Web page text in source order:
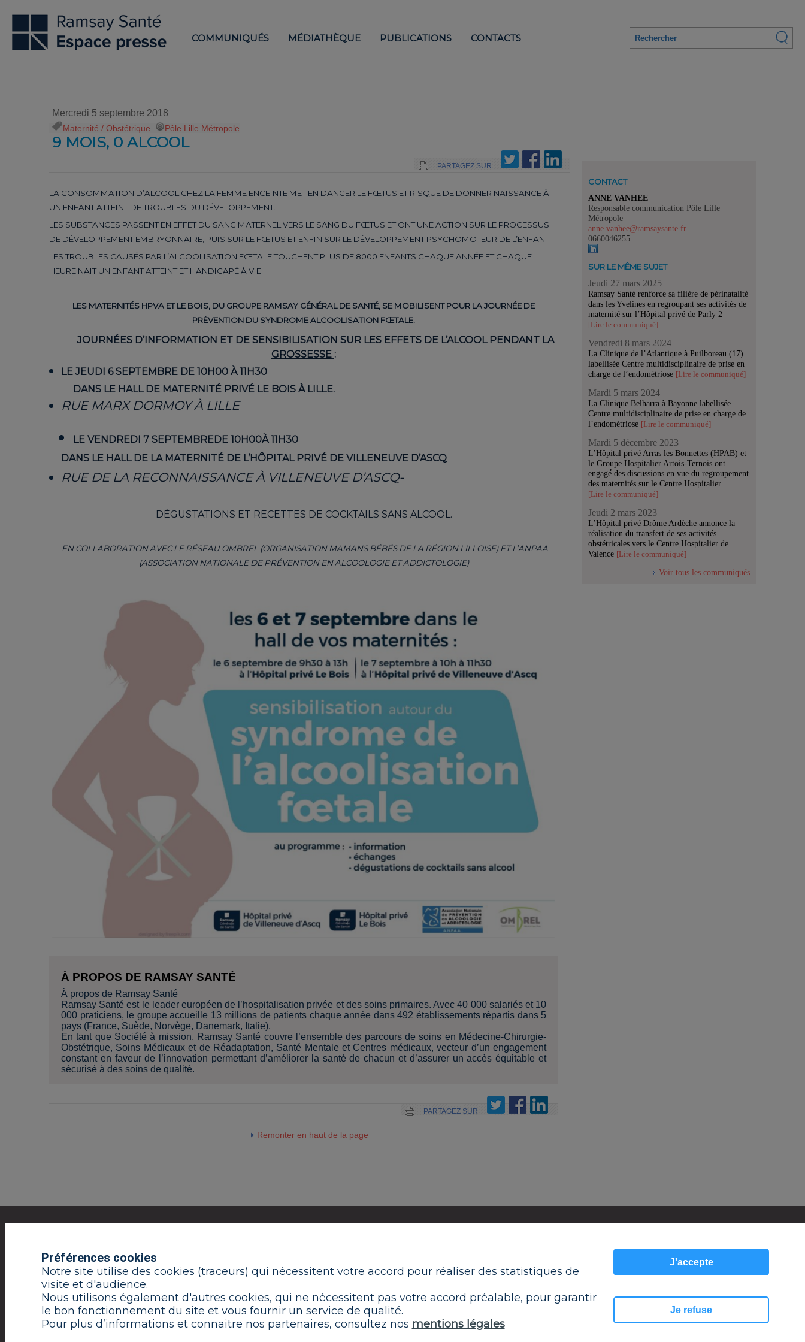
COMMUNIQUÉS MÉDIATHÈQUE PUBLICATIONS CONTACTS
Mercredi 5 septembre 2018
Maternité / Obstétrique Pôle Lille Métropole
9 MOIS, 0 ALCOOL
PARTAGEZ SUR
LA CONSOMMATION D’ALCOOL CHEZ LA FEMME ENCEINTE METEN DANGER LE FŒTUS ET RISQUE DE DONNER NAISSANCE À
UN ENFANT ATTEINT DE TROUBLES DU DÉVELOPPEMENT.
LES SUBSTANCES PASSENT EN EFFET DU SANG MATERNEL VERS LE SANG DU FŒTUS ET ONT UNE ACTION SUR LE PROCESSUS
DE DÉVELOPPEMENT EMBRYONNAIRE, PUIS SUR LE FŒTUS ET ENFIN SUR LE DÉVELOPPEMENT PSYCHOMOTEUR DE L’ENFANT.
LES TROUBLES CAUSÉS PAR L’ALCOOLISATION FŒTALE TOUCHENT PLUS DE 8000 ENFANTS CHAQUE ANNÉE ET CHAQUE
HEURE NAIT UN ENFANT ATTEINT ET HANDICAPÉ À VIE.
LES MATERNITÉS HPVA ET LE BOIS, DU GROUPE RAMSAY GÉNÉRAL DE SANTÉ, SE MOBILISENT POUR LA JOURNÉE DE
PRÉVENTION DU SYNDROME ALCOOLISATION FŒTALE.
JOURNÉES D’INFORMATION ET DE SENSIBILISATION SUR LES EFFETS DE L’ALCOOL PENDANT LA
GROSSESSE :
LE JEUDI 6 SEPTEMBRE DE 10H00 À 11H30
DANS LE HALL DE MATERNITÉ PRIVÉ LE BOIS À LILLE.
RUE MARX DORMOY À LILLE
LE VENDREDI 7 SEPTEMBREDE 10H00À 11H30
DANS LE HALL DE LA MATERNITÉ DE L’HÔPITAL PRIVÉ DE VILLENEUVE D’ASCQ
RUE DE LA RECONNAISSANCE À VILLENEUVE D’ASCQ-
DÉGUSTATIONS ET RECETTES DE COCKTAILS SANS ALCOOL.
EN COLLABORATION AVEC LE RÉSEAU OMBREL (ORGANISATION MAMANS BÉBÉS DE LA RÉGION LILLOISE) ET L’ANPAA
(ASSOCIATION NATIONALE DE PRÉVENTION EN ALCOOLOGIE ET ADDICTOLOGIE)
À PROPOS DE RAMSAY SANTÉ
À propos de Ramsay Santé
Ramsay Santé est le leader européen de l’hospitalisation privée et des soins primaires. Avec 40 000 salariés et 10
000 praticiens, le groupe accueille 13 millions de patients chaque année dans 492 établissements répartis dans 5
pays (France, Suède, Norvège, Danemark, Italie).
En tant que Société à mission, Ramsay Santé couvre l’ensemble des parcours de soins en Médecine-Chirurgie-
Obstétrique, Soins Médicaux et de Réadaptation, Santé Mentale et Centres médicaux, vecteur d’un engagement
constant en faveur de l’innovation permettant d’améliorer la santé de chacun et d’assurer un accès équitable et
sécurisé à des soins de qualité.
PARTAGEZ SUR
Remonter en haut de la page
CONTACT
ANNE VANHEE
Responsable communication Pôle Lille
Métropole
anne.vanhee@ramsaysante.fr
0660046255
SUR LE MÊME SUJET
Jeudi 27 mars 2025
Ramsay Santé renforce sa filière de périnatalité
dans les Yvelines en regroupant ses activités de
maternité sur l’Hôpital privé de Parly 2
[Lire le communiqué]
Vendredi 8 mars 2024
La Clinique de l’Atlantique à Puilboreau (17)
labellisée Centre multidisciplinaire de prise en
charge de l’endométriose [Lire le communiqué]
Mardi 5 mars 2024
La Clinique Belharra à Bayonne labellisée
Centre multidisciplinaire de prise en charge de
l’endométriose [Lire le communiqué]
Mardi 5 décembre 2023
L’Hôpital privé Arras les Bonnettes (HPAB) et
le Groupe Hospitalier Artois-Ternois ont
engagé́ des discussions en vue du regroupement
des maternités sur le Centre Hospitalier
[Lire le communiqué]
Jeudi 2 mars 2023
L’Hôpital privé Drôme Ardèche annonce la
réalisation du transfert de ses activités
obstétricales vers le Centre Hospitalier de
Valence [Lire le communiqué]
Voir tous les communiqués
LE GROUPE
VOUS ÊTES
PATIENT
MÉDECIN
MON COMPTE
RAMSAY SERVICES
Mentions légales
Préférences cookies
Notre site utilise des cookies (traceurs) qui nécessitent votre accord pour réaliser des statistiques de
visite et d'audience.
Nous utilisons également d'autres cookies, qui ne nécessitent pas votre accord préalable, pour garantir
le bon fonctionnement du site et vous fournir un service de qualité.
Pour plus d’informations et connaitre nos partenaires, consultez nos mentions légales
Je refuse
J'accepte